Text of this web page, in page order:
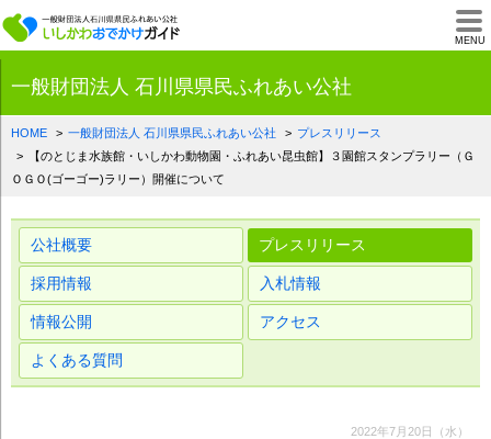
MENU
一般財団法人石川
一般財団法人 石川県県民ふれあい公社
HOME 一般財団法人 石川県県民ふれあい公社
プレスリリース
【のとじま水族館・いしかわ動物園・ふれあい昆虫館】３園館スタンプラリー（Ｇ
ＯＧＯ(ゴーゴー)ラリー）開催について
公社概要 プレスリリース
採用情報 入札情報
情報公開 アクセス
よくある質問
2022年7月20日（水）